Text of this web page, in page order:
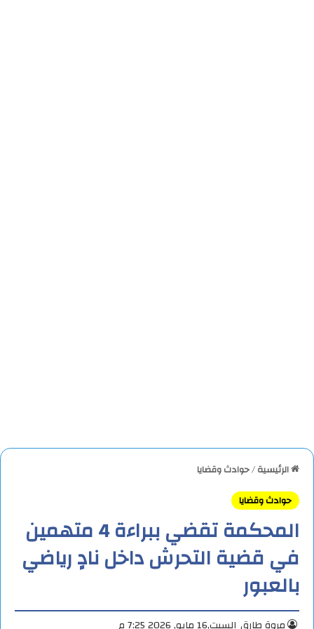
الرئيسية/حوادث وقضايا
حوادث وقضايا
المحكمة تقضي ببراءة 4 متهمين
في قضية التحرش داخل نادٍ رياضي
بالعبور